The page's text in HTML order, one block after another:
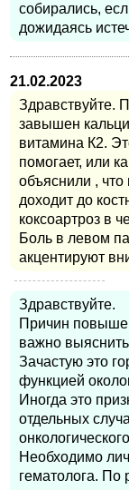
собирались,
дожидаясь
21.02.2023
Здравствуйте.
завышен
витамина К2.
помогает, или
объяснили ,
доходит до
коксоартроз в
Боль в левом
акцентируют
Здравствуйте.
Причин
важно
Зачастую это
функцией
Иногда это
отдельных
Необходимо
гематолога. По